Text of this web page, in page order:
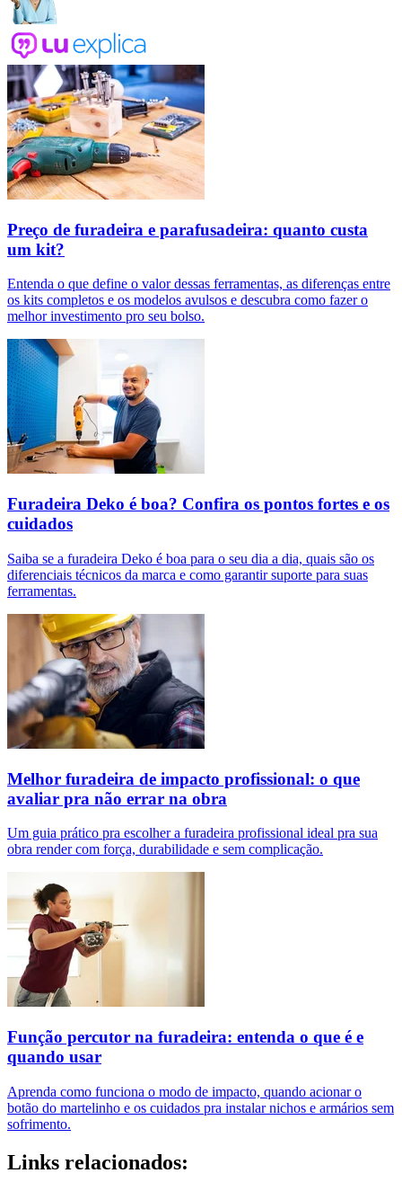
Preço de furadeira e parafusadeira: quanto custa
um kit?
Entenda o que define o valor dessas ferramentas, as diferenças entre
os kits completos e os modelos avulsos e descubra como fazer o
melhor investimento pro seu bolso.
Furadeira Deko é boa? Confira os pontos fortes e os
cuidados
Saiba se a furadeira Deko é boa para o seu dia a dia, quais são os
diferenciais técnicos da marca e como garantir suporte para suas
ferramentas.
Melhor furadeira de impacto profissional: o que
avaliar pra não errar na obra
Um guia prático pra escolher a furadeira profissional ideal pra sua
obra render com força, durabilidade e sem complicação.
Função percutor na furadeira: entenda o que é e
quando usar
Aprenda como funciona o modo de impacto, quando acionar o
botão do martelinho e os cuidados pra instalar nichos e armários sem
sofrimento.
Links relacionados: